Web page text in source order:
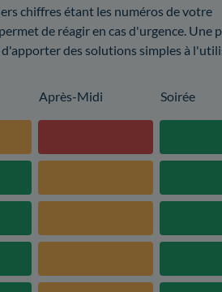
chiffres étant les numéros de votre
de réagir en cas d'urgence. Une
des solutions simples à
Après-Midi Soirée